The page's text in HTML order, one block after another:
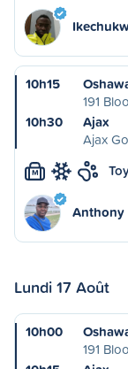
10h15
191
10h30
Ajax
Ajax
M
Anthony
Lundi 17 Août
10h00
191